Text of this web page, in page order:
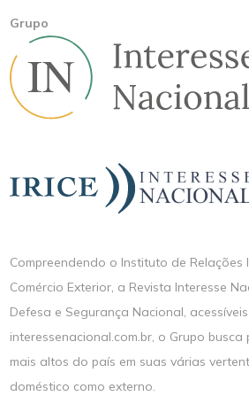
Grupo
Compreendendo o Instituto de Relações
Comércio Exterior, a Revista Interesse
Defesa e Segurança Nacional,
interessenacional.com.br, o Grupo
mais altos do país em suas várias
doméstico como externo.